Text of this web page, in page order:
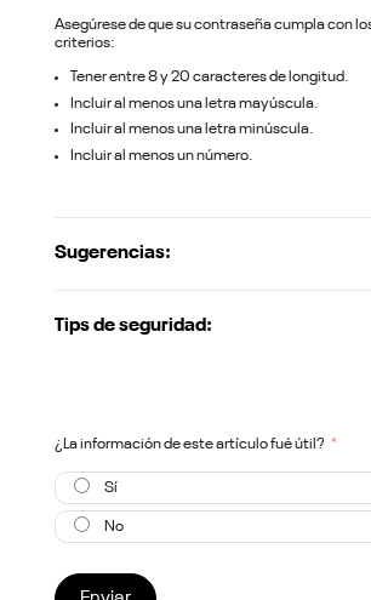
Asegúrese de que su contraseña cumpla con
criterios:
Tener entre 8 y 20 caracteres de longitud.
Incluir al menos una letra mayúscula.
Incluir al menos una letra minúscula.
Incluir al menos un número.
Sugerencias:
Tips de seguridad:
¿La información de este artículo fué útil?
Sí
No